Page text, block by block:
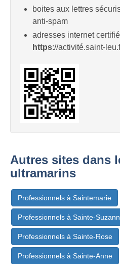
boites aux lettres
anti-spam
adresses internet
https://activité.saint-
Autres sites dans
ultramarins
Professionnels à Saintemarie
Professionnels à Sainte-
Professionnels à Sainte-Rose
Professionnels à Sainte-Anne